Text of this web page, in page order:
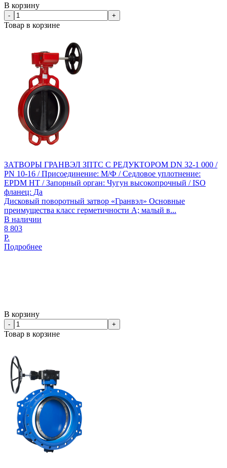
В корзину
- +
Товар в корзине
ЗАТВОРЫ ГРАНВЭЛ ЗПТС С РЕДУКТОРОМ DN 32-1 000 /
PN 10-16 / Присоединение: М/Ф / Седловое уплотнение:
EPDM HT / Запорный орган: Чугун высокопрочный / ISO
фланец: Да
Дисковый поворотный затвор «Гранвэл» Основные
преимущества класс герметичности А; малый в...
В наличии
8 803
Р.
Подробнее
В корзину
- +
Товар в корзине